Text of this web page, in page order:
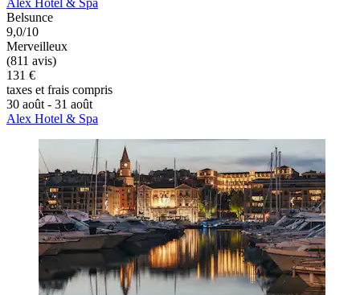
Alex Hotel & Spa
Alex Hotel & Spa
Belsunce
Merveilleux
(811 avis)
taxes et frais compris
30 août - 31 août
Alex Hotel & Spa